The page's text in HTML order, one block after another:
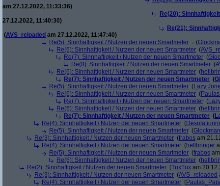
am 27.12.2022, 11:33:36)
Re(20):
27.12.2022, 11:40:30)
Re(21):
(AVS_reloaded am 27.12.2022, 11:47:40)
Re(5): Sinnhaftigkeit / Nutzen der neuen Smartmeter
(
Re(6): Sinnhaftigkeit / Nutzen der neuen Smartmeter (
Re(7): Sinnhaftigkeit / Nutzen der neuen Smartmeter (
Re(8): Sinnhaftigkeit / Nutzen der neuen Smartmeter (
Re(6): Sinnhaftigkeit / Nutzen der neuen Smartmeter (
Re(7): Sinnhaftigkeit / Nutzen der neuen Smartmeter (
Re(5): Sinnhaftigkeit / Nutzen der neuen Smartmeter (Lazy
Re(6): Sinnhaftigkeit / Nutzen der neuen Smartmeter (
Re(7): Sinnhaftigkeit / Nutzen der neuen Smartmeter (
Re(6): Sinnhaftigkeit / Nutzen der neuen Smartmeter (
Re(7): Sinnhaftigkeit / Nutzen der neuen Smartmeter (
Re(4): Sinnhaftigkeit / Nutzen der neuen Smartmeter (
Re(5): Sinnhaftigkeit / Nutzen der neuen Smartmeter (Glockman
Re(3): Sinnhaftigkeit / Nutzen der neuen Smartmeter (frabos am
Re(4): Sinnhaftigkeit / Nutzen der neuen Smartmeter (hellbringer
Re(5): Sinnhaftigkeit / Nutzen der neuen Smartmeter (frabos
Re(6): Sinnhaftigkeit / Nutzen der neuen Smartmeter (
Re(2): Sinnhaftigkeit / Nutzen der neuen Smartmeter (TuxTux am
Re(3): Sinnhaftigkeit / Nutzen der neuen Smartmeter (AVS_reloaded
Re(4): Sinnhaftigkeit / Nutzen der neuen Smartmeter (